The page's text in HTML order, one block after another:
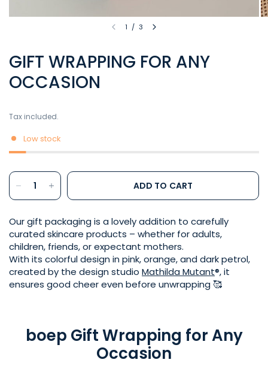
1 / 3
GIFT WRAPPING FOR ANY
OCCASION
Tax included.
Low stock
ADD TO CART
Our gift packaging is a lovely addition to carefully
curated skincare products – whether for adults,
children, friends, or expectant mothers.
With its colorful design in pink, orange, and dark petrol,
created by the design studioMathilda Mutant®, it
ensures good cheer even before unwrapping 🥰
boep Gift Wrapping for Any
Occasion